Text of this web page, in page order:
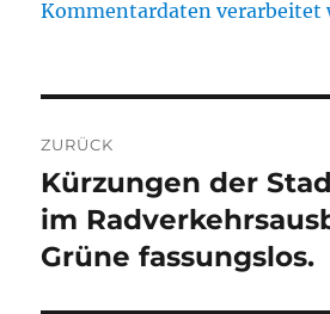
Kommentardaten verarbeitet
ZURÜCK
Vorheriger
Beitrag:
Kürzungen der
im
Grüne fassungslos.